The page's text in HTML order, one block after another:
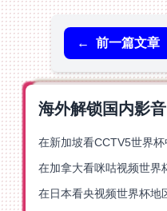
← 前一篇文章
海外解锁国内影音